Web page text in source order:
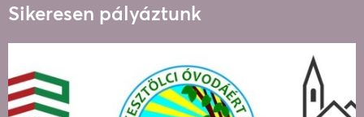
Sikeresen pályáztunk